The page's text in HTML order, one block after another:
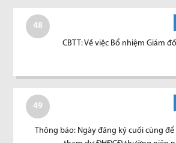
48
CBTT: Về việc Bổ nhiệm Giám
49
Thông báo: Ngày đăng ký cuối cùng